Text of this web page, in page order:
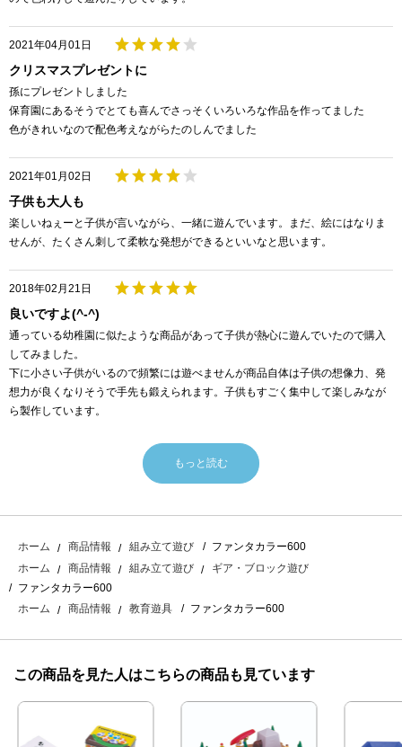
2021年04月01日
クリスマスプレゼントに
孫にプレゼントしました
保育園にあるそうでとても喜んでさっそくいろいろな作品を作ってました
色がきれいなので配色考えながらたのしんでました
2021年01月02日
子供も大人も
楽しいねぇーと子供が言いながら、一緒に遊んでいます。まだ、絵にはなりま
せんが、たくさん刺して柔軟な発想ができるといいなと思います。
2018年02月21日
良いですよ(^-^)
通っている幼稚園に似たような商品があって子供が熱心に遊んでいたので購入
してみました。
下に小さい子供がいるので頻繁には遊べませんが商品自体は子供の想像力、発
想力が良くなりそうで手先も鍛えられます。子供もすごく集中して楽しみなが
ら製作しています。
もっと読む
ホーム 商品情報 組み立て遊び
ファンタカラー600
ホーム
商品情報 組み立て遊び
ギア・ブロック遊び
ファンタカラー600
ホーム
商品情報 教育遊具 ファンタカラー600
この商品を見た人はこちらの商品も見ています